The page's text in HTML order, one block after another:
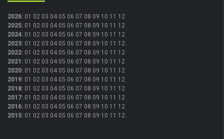
2026: 01 02 03 04 05 06 07 08 09 10 11 12
2025: 01 02 03 04 05 06 07 08 09 10 11 12
2024: 01 02 03 04 05 06 07 08 09 10 11 12
2023: 01 02 03 04 05 06 07 08 09 10 11 12
2022: 01 02 03 04 05 06 07 08 09 10 11 12
2021 : 01 02 03 04 05 06 07 08 09 10 11 12
2020: 01 02 03 04 05 06 07 08 09 10 11 12
2019: 01 02 03 04 05 06 07 08 09 10 11 12
2018: 01 02 03 04 05 06 07 08 09 10 11 12
2017: 01 02 03 04 05 06 07 08 09 10 11 12
2016: 01 02 03 04 05 06 07 08 09 10 11 12
2015: 01 02 03 04 05 06 07 08 09 10 11 12